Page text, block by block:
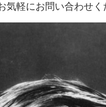
軽にお問い合わせく